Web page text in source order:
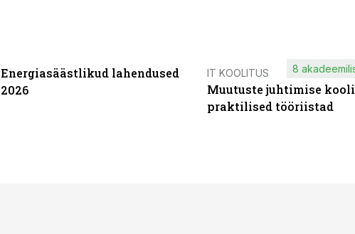
Energiasäästlikud lahendused
2026
IT KOOLITUS
Muutuste juhtimise
praktilised tööriistad
8